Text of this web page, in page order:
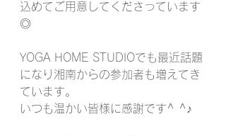
込めてご用意してくださっています
◎
YOGA HOME STUDIOでも最近話題
になり湘南からの参加者も増えてき
ています。
いつも温かい皆様に感謝です^ ^♪